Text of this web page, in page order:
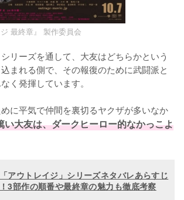
最終章』 製作委員会
シリーズを通して、大友はどちらかという
まれる側で、その報復のために武闘派と
く発揮しています。
に平気で仲間を裏切るヤクザが多いなか
い大友は、ダークヒーロー的なかっこよ
アウトレイジ」シリーズネタバレあらすじ
3部作の順番や最終章の魅力も徹底考察